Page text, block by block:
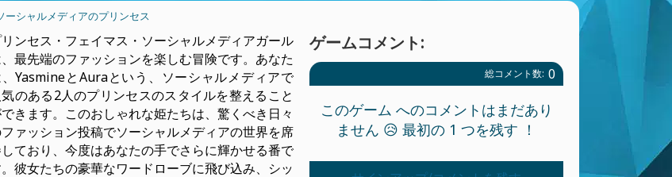
シャルメディアのプリンセス
ンセス・フェイマス・ソーシャルメディアガール
最先端のファッションを楽しむ冒険です。あなた
YasmineとAuraという、ソーシャルメディアで
気のある2人のプリンセスのスタイルを整えること
きます。このおしゃれな姫たちは、驚くべき日々
ァッション投稿でソーシャルメディアの世界を席
ており、今度はあなたの手でさらに輝かせる番で
彼女たちの豪華なワードローブに飛び込み、シッ
ゲームコメント:
総コメント数: 0
このゲーム へのコメントはまだあり
ません 😥 最初の 1 つを残す ！